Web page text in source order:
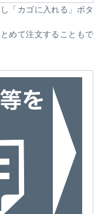
「カゴに入れる」ボタ
めて注文することもで